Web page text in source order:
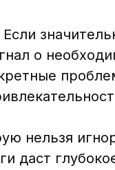
о
нельзя
даст